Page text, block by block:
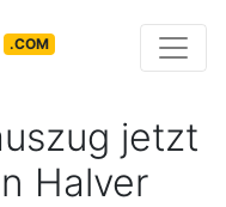
.COM
jetzt
Halver